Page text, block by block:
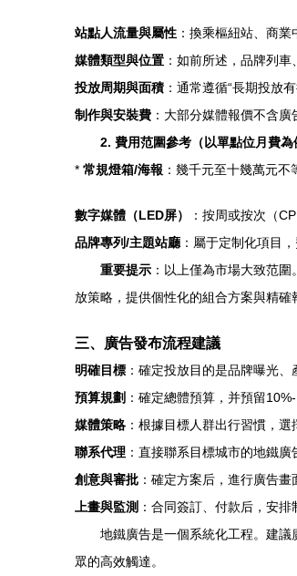
站點人流量與屬性 ：換乘樞紐站、商
媒體類型與位置 ：如前所述，品牌列
投放周期與面積 ：通常遵循“長期投放
制作與安裝費 ：大部分媒體報價不含
2. 費用范圍參考（以單點位月費為
* 常規燈箱/海報 ：幾千元至十幾萬元
數字媒體（LED屏）
：按周或按次（
品牌專列/主題站廳 ：屬于定制化項目
重要提示 ：以上僅為市場大致范
放策略，提供個性化的組合方案與精確
三、廣告發布流程建議
明確目標 ：確定投放目的是品牌曝光、
預算規劃 ：確定總體預算，并預留
媒體策略 ：根據目標人群出行習慣，
聯系代理 ：直接聯系目標城市的地鐵
創意與審批 ：確定方案后，進行廣告
上畫與監測 ：合同簽訂、付款后，安
地鐵廣告是一個系統化工程。建
眾的高效觸達。